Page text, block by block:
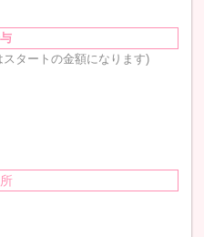
タートの金額になります)